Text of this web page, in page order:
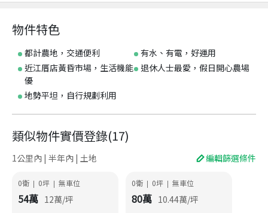
物件特色
都計農地，交通便利
有水、有電，好運用
近江厝店黃昏市場，生活機能
優
退休人士最愛，假日開心農場
地勢平坦，自行規劃利用
類似物件實價登錄(17)
1公里內 | 半年內 | 土地 編輯篩選條件
0衛 | 0坪 | 無車位
54萬 12萬/坪
0衛 | 0坪 | 無車位
80萬 10.44萬/坪